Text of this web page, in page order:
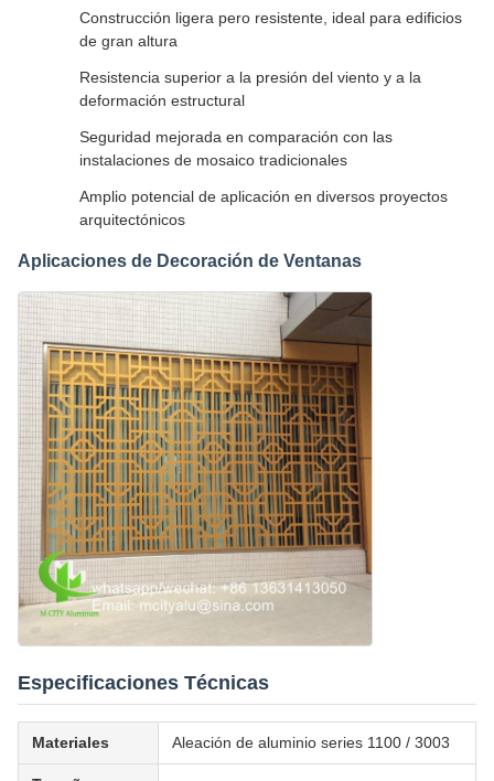
Construcción ligera pero resistente, ideal para edificios
de gran altura
Resistencia superior a la presión del viento y a la
deformación estructural
Seguridad mejorada en comparación con las
instalaciones de mosaico tradicionales
Amplio potencial de aplicación en diversos proyectos
arquitectónicos
Aplicaciones de Decoración de Ventanas
Especificaciones Técnicas
Materiales Aleación de aluminio series 1100 / 3003